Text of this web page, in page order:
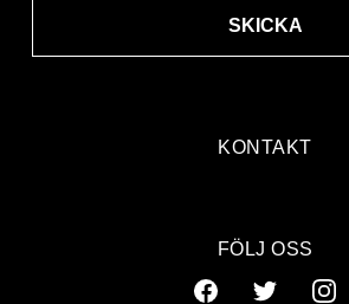
KONTAKT
SKICKA
FÖLJ OSS